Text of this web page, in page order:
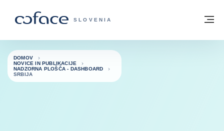
COFACE - ZAČETNA STRAN
SLOVENIA
Domov
DOMOV
NOVICE IN PUBLIKACIJE
NADZORNA PLOŠČA - DASHBOARD
SRBIJA